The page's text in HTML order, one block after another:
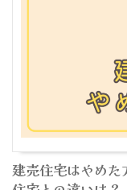
建売住宅はやめ